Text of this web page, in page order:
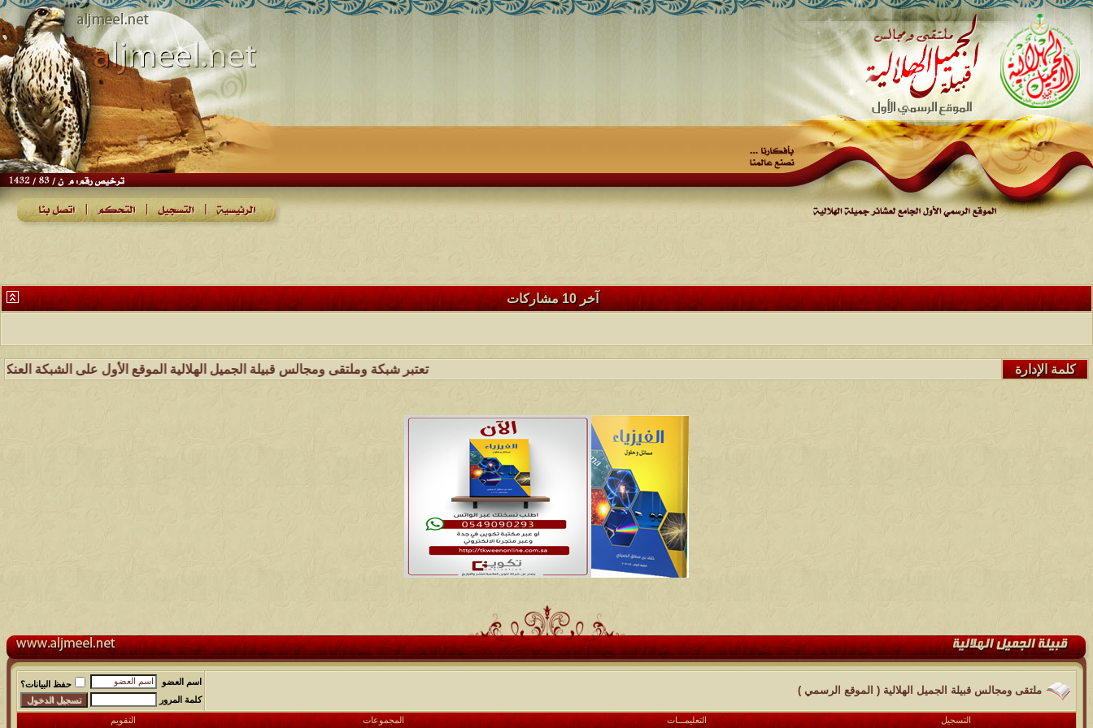
آخر 10 مشاركات
تعتبر شبكة وملتقى ومجالس قبيلة الجميل الهلالية الموقع الأول على الشبكة العنكبوتية الذي كلمة الإدارة
ملتقى ومجالس قبيلة الجميل الهلالية ( الموقع الرسمي )
اسم العضو
حفظ البيانات؟
كلمة المرور
التسجيل التعليمـــات المجموعات التقويم